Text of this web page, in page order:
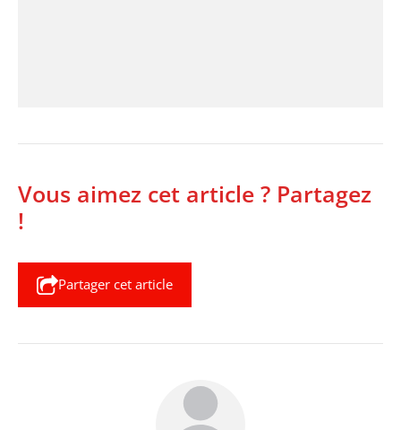
Vous aimez cet article ? Partagez
!
Partager cet article